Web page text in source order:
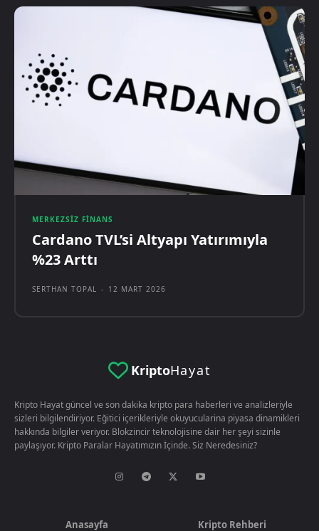
MERKEZSIZ FINANS
Cardano TVL’si Altyapı Yatırımıyla
%23 Arttı
SERTHAN TOPAL - 12 MART 2026
KriptoHayat
Kripto Hayat güncel ve son dakika kripto para haberleri ve analizleriyle
sizleri bilgilendiriyor. Eğitici içerikleriyle okuyucularina piyasa dinamikleri
hakkında bilgiler veriyor. Blokzincir teknolojisine dair her şeyi sizinle
paylaşıyor. Kripto Paralar Hayatımızın İçinde. Siz Neredesiniz?
Anasayfa
Kripto Rehberi